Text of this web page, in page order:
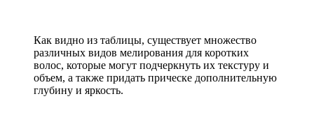
Как видно из таблицы, существует множество
различных видов мелирования для коротких
волос, которые могут подчеркнуть их текстуру и
объем, а также придать прическе дополнительную
глубину и яркость.